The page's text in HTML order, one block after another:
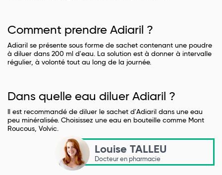
Comment prendre Adiaril ?
Adiaril se présente sous forme de sachet contenant une poudre
à diluer dans 200 ml d'eau. La solution est à donner à intervalle
régulier, à volonté tout au long de la journée.
Dans quelle eau diluer Adiaril ?
Il est recommandé de diluer le sachet d'Adiaril dans une eau
peu minéralisée. Choisissez une eau en bouteille comme Mont
Roucous, Volvic.
Louise TALLEU
Docteur en pharmacie